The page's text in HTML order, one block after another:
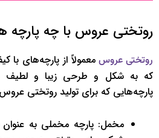
روتختی عروس با چه پارچه
روتختی عروسمعمولاً از پارچه‌های با
که به شکل و طرحی زیبا و لطیف
پارچه‌هایی که برای تولید روتختی عروس
مخمل: پارچه مخملی به